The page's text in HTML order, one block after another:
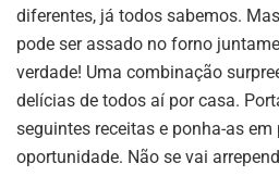
diferentes, já todos sabemos.
pode ser assado no forno
verdade! Uma combinação
delícias de todos aí por casa.
seguintes receitas e ponha-as
oportunidade. Não se vai